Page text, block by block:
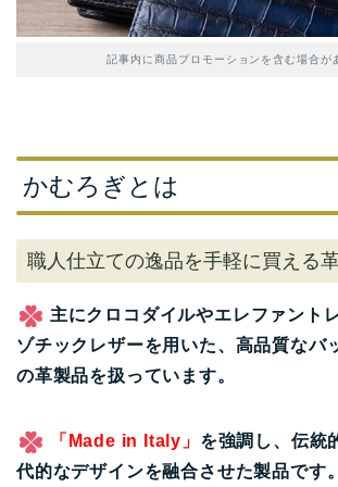
記事内に商品プロモーションを含む場合が
かむろぎとは
職人仕立ての逸品を手軽に買える
主にクロコダイルやエレファント
ゾチックレザーを用いた、高品質なバ
の革製品を扱っています。
「Made in Italy」 を強調し、伝統
代的なデザインを融合させた製品です。